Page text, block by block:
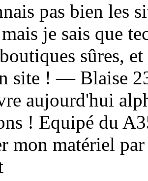
pas bien les
je sais que
sûres,
site ! — Blaise
aujourd'hui
! Equipé du
mon matériel